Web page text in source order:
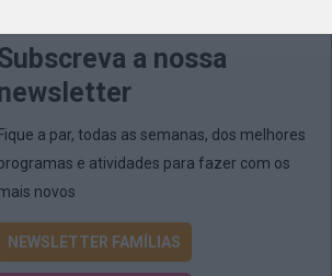
a nossa
Fique a par, todas as semanas, dos melhores
e atividades para fazer com os
novos
NEWSLETTER FAMÍLIAS